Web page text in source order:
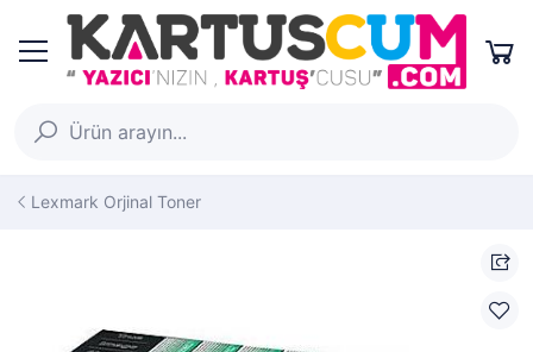
Lexmark Orjinal Toner